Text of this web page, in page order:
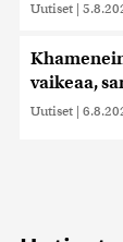
Uutiset |
vaikeaa,
Uutiset |